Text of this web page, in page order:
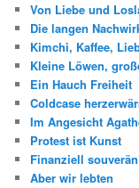
Von Liebe und
Die langen
Kimchi, Kaffee,
Kleine Löwen,
Ein Hauch Freiheit
Coldcase
Im Angesicht
Protest ist Kunst
Finanziell souverän
Aber wir lebten